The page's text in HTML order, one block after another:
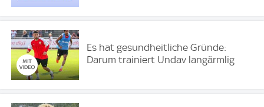
Es hat gesundheitliche Gründe:
Darum trainiert Undav langärmlig